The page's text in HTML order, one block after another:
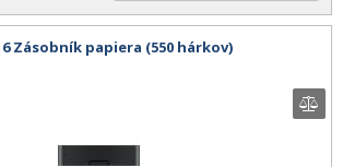
Zásobník papiera (550 hárkov)